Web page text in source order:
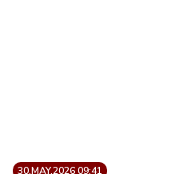
30.MAY.2026 09:41